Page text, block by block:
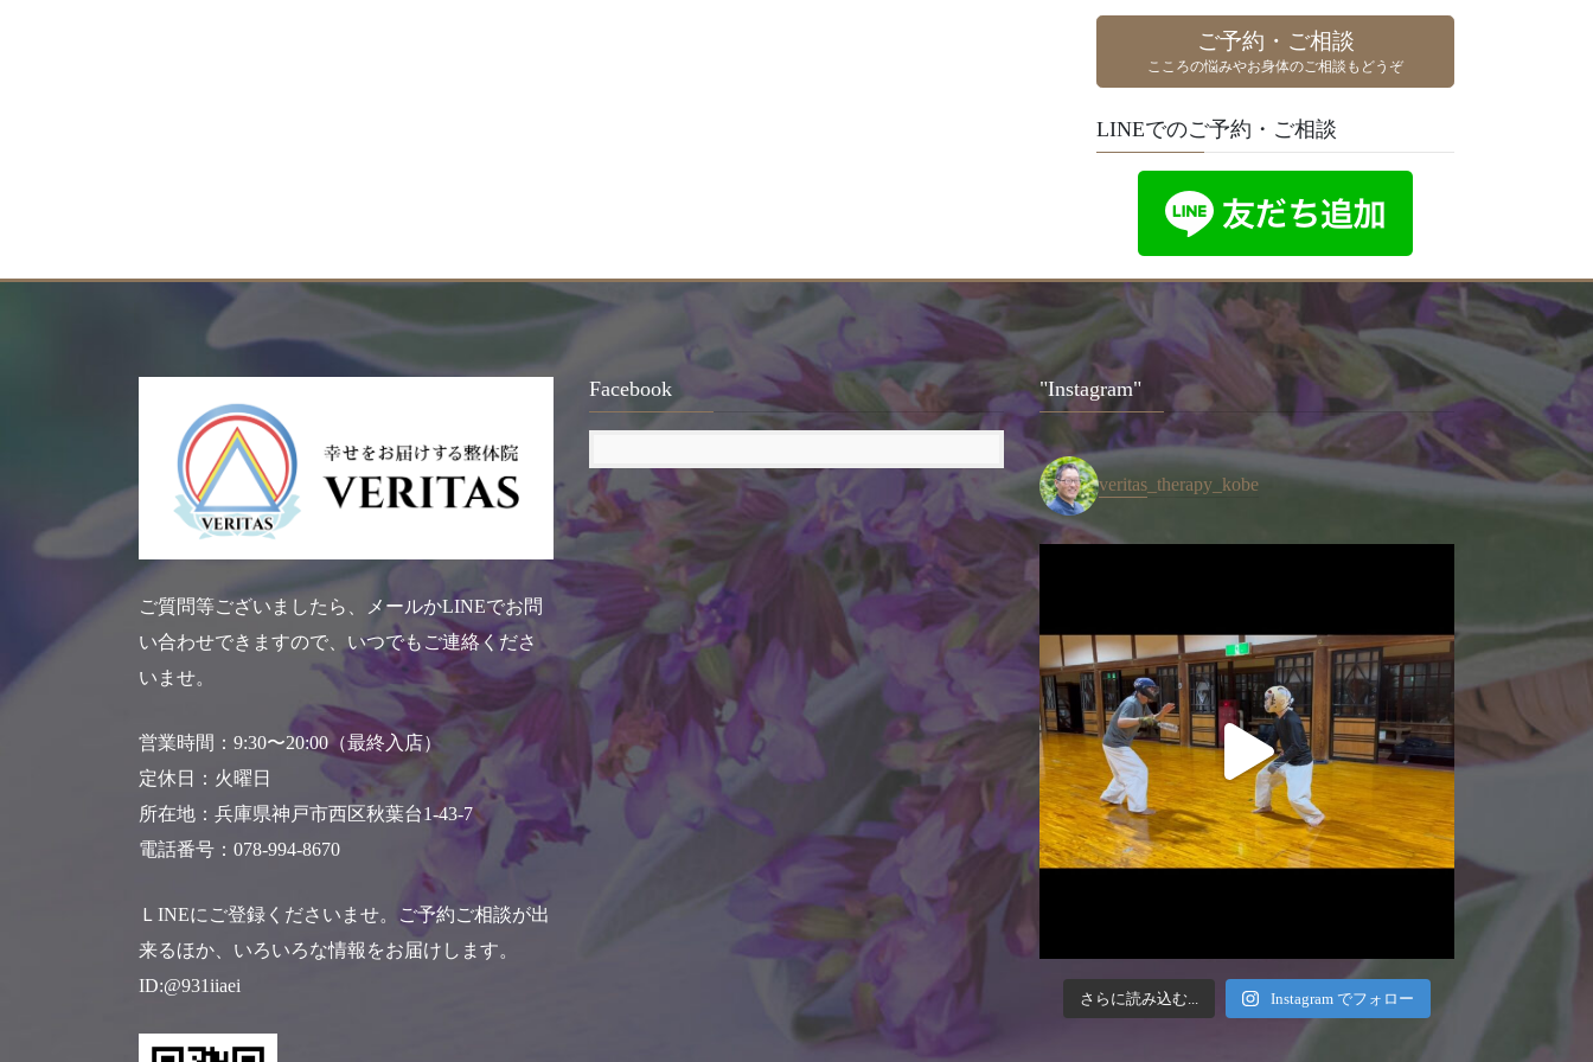
ご予約・ご相談
こころの悩みやお身体のご相談もどうぞ
LINEでのご予約・ご相談
ご質問等ございましたら、メールかLINEでお問
い合わせできますので、いつでもご連絡くださ
いませ。
営業時間：9:30〜20:00（最終入店）
定休日：火曜日
所在地：兵庫県神戸市西区秋葉台1-43-7
電話番号：078-994-8670
ＬINEにご登録くださいませ。ご予約ご相談が出
来るほか、いろいろな情報をお届けします。
ID:@931iiaei
Facebook "Instagram"
veritas_therapy_kobe
さらに読み込む... Instagram でフォロー